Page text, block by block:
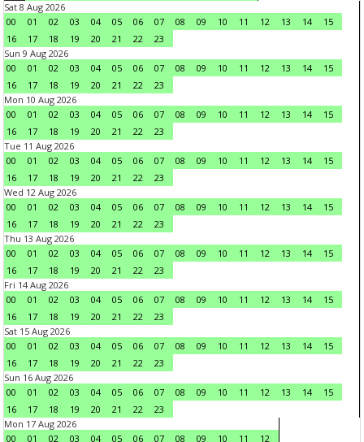
Sat 8 Aug 2026
00
01 02 03 04 05 06 07 08 09 10 11 12 13 14
15
16
17 18 19 20 21 22
23
Sun 9 Aug 2026
00
01 02 03 04 05 06 07 08 09 10 11 12 13 14
15
16
17 18 19 20 21 22
23
Mon 10 Aug 2026
00
01 02 03 04 05 06 07 08 09 10 11 12 13 14
15
16
17 18 19 20 21 22
23
Tue 11 Aug 2026
00
01 02 03 04 05 06 07 08 09 10 11 12 13 14
15
16
17 18 19 20 21 22
23
Wed 12 Aug 2026
00
01 02 03 04 05 06 07 08 09 10 11 12 13 14
15
16
17 18 19 20 21 22
23
Thu 13 Aug 2026
00
01 02 03 04 05 06 07 08 09 10 11 12 13 14
15
16
17 18 19 20 21 22
23
Fri 14 Aug 2026
00
01 02 03 04 05 06 07 08 09 10 11 12 13 14
15
16
17 18 19 20 21 22
23
Sat 15 Aug 2026
00
01 02 03 04 05 06 07 08 09 10 11 12 13 14
15
16
17 18 19 20 21 22
23
Sun 16 Aug 2026
00
01 02 03 04 05 06 07 08 09 10 11 12 13 14
15
16
17 18 19 20 21 22
23
Mon 17 Aug 2026
00
01 02 03 04 05 06 07 08 09 10 11 12